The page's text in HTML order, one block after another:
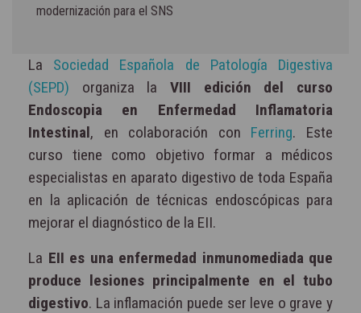
modernización para el SNS
La Sociedad Española de Patología Digestiva
(SEPD) organiza la VIII edición del curso
Endoscopia en Enfermedad Inflamatoria
Intestinal, en colaboración con Ferring. Este
curso tiene como objetivo formar a médicos
especialistas en aparato digestivo de toda España
en la aplicación de técnicas endoscópicas para
mejorar el diagnóstico de la EII.
La EII es una enfermedad inmunomediada que
produce lesiones principalmente en el tubo
digestivo. La inflamación puede ser leve o grave y